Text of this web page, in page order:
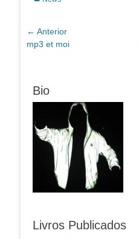
Navegação
de
← Anterior
Post
mp3 et moi
Bio
Livros Publicados